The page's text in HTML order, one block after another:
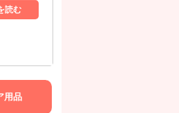
用品